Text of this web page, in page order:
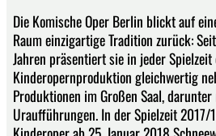
Die Komische Oper Berlin blickt auf
Raum einzigartige Tradition zurück:
Jahren präsentiert sie in jeder
Kinderopernproduktion gleichwertig
Produktionen im Großen Saal,
Uraufführungen. In der Spielzeit 2017/